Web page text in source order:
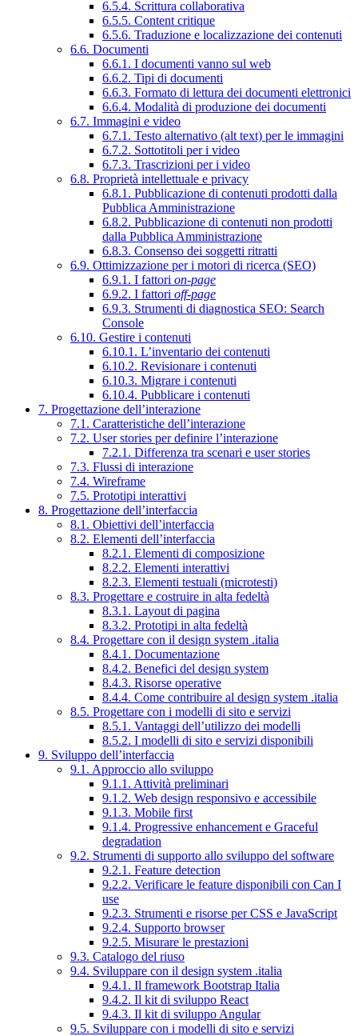
6.5.4. Scrittura collaborativa
6.5.5. Content critique
6.5.6. Traduzione e localizzazione dei contenuti
6.6. Documenti
6.6.1. I documenti vanno sul web
6.6.2. Tipi di documenti
6.6.3. Formato di lettura dei documenti elettronici
6.6.4. Modalità di produzione dei documenti
6.7. Immagini e video
6.7.1. Testo alternativo (alt text) per le immagini
6.7.2. Sottotitoli per i video
6.7.3. Trascrizioni per i video
6.8. Proprietà intellettuale e privacy
6.8.1. Pubblicazione di contenuti prodotti dalla
Pubblica Amministrazione
6.8.2. Pubblicazione di contenuti non prodotti
dalla Pubblica Amministrazione
6.8.3. Consenso dei soggetti ritratti
6.9. Ottimizzazione per i motori di ricerca (SEO)
6.9.1. I fattori on-page
6.9.2. I fattori off-page
6.9.3. Strumenti di diagnostica SEO: Search
Console
6.10. Gestire i contenuti
6.10.1. L’inventario dei contenuti
6.10.2. Revisionare i contenuti
6.10.3. Migrare i contenuti
6.10.4. Pubblicare i contenuti
7. Progettazione dell’interazione
7.1. Caratteristiche dell’interazione
7.2. User stories per definire l’interazione
7.2.1. Differenza tra scenari e user stories
7.3. Flussi di interazione
7.4. Wireframe
7.5. Prototipi interattivi
8. Progettazione dell’interfaccia
8.1. Obiettivi dell’interfaccia
8.2. Elementi dell’interfaccia
8.2.1. Elementi di composizione
8.2.2. Elementi interattivi
8.2.3. Elementi testuali (microtesti)
8.3. Progettare e costruire in alta fedeltà
8.3.1. Layout di pagina
8.3.2. Prototipi in alta fedeltà
8.4. Progettare con il design system .italia
8.4.1. Documentazione
8.4.2. Benefici del design system
8.4.3. Risorse operative
8.4.4. Come contribuire al design system .italia
8.5. Progettare con i modelli di sito e servizi
8.5.1. Vantaggi dell’utilizzo dei modelli
8.5.2. I modelli di sito e servizi disponibili
9. Sviluppo dell’interfaccia
9.1. Approccio allo sviluppo
9.1.1. Attività preliminari
9.1.2. Web design responsivo e accessibile
9.1.3. Mobile first
9.1.4. Progressive enhancement e Graceful
degradation
9.2. Strumenti di supporto allo sviluppo del software
9.2.1. Feature detection
9.2.2. Verificare le feature disponibili con Can I
use
9.2.3. Strumenti e risorse per CSS e JavaScript
9.2.4. Supporto browser
9.2.5. Misurare le prestazioni
9.3. Catalogo del riuso
9.4. Sviluppare con il design system .italia
9.4.1. Il framework Bootstrap Italia
9.4.2. Il kit di sviluppo React
9.4.3. Il kit di sviluppo Angular
9.5. Sviluppare con i modelli di sito e servizi